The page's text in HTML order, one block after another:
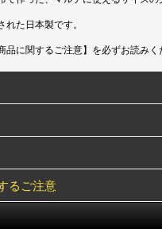
た日本製です。
品に関するご注意】を必ずお読みく
るご注意